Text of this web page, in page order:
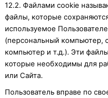
12.2. Файлами cookie
файлы, которые
используемое
(персональный компьютер,
компьютер и т.д.). Эти
которые необходимы для
или Сайта.
Пользователь вправе по